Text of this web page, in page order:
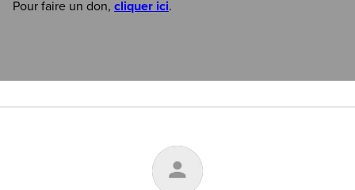
Pour faire un don, cliquer ici.